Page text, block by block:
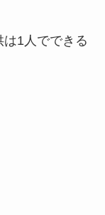
1人でできる